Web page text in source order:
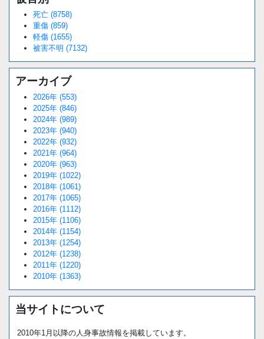
死亡 (8758)
重傷 (859)
軽傷 (1655)
被害不明 (7132)
アーカイブ
2026年 (553)
2025年 (846)
2024年 (989)
2023年 (940)
2022年 (932)
2021年 (964)
2020年 (963)
2019年 (1022)
2018年 (1061)
2017年 (1065)
2016年 (1112)
2015年 (1106)
2014年 (1154)
2013年 (1254)
2012年 (1238)
2011年 (1220)
2010年 (1363)
当サイトについて
2010年1月以降の人身事故情報を掲載しています。